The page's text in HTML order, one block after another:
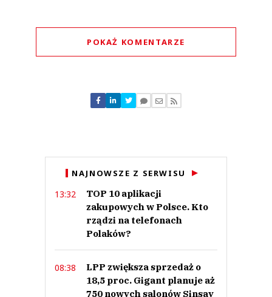
POKAŻ KOMENTARZE
Nie znaleziono komentarzy
Zostaw swoje komentarze
NAJNOWSZE Z SERWISU
13:32
TOP 10 aplikacji
zakupowych w Polsce. Kto
rządzi na telefonach
Polaków?
08:38
LPP zwiększa sprzedaż o
18,5 proc. Gigant planuje aż
750 nowych salonów Sinsay